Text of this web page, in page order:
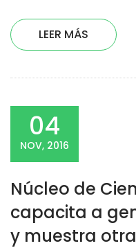
LEER MÁS
04
NOV, 2016
Núcleo de
capacita a
y muestra